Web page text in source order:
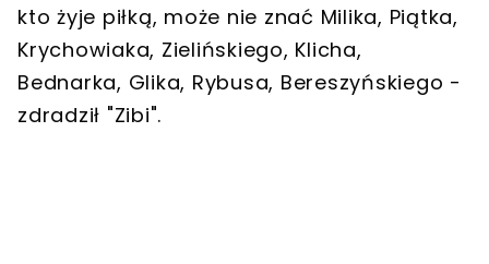
kto żyje piłką, może nie znać Milika, Piątka,
Krychowiaka, Zielińskiego, Klicha,
Bednarka, Glika, Rybusa, Bereszyńskiego -
zdradził "Zibi".